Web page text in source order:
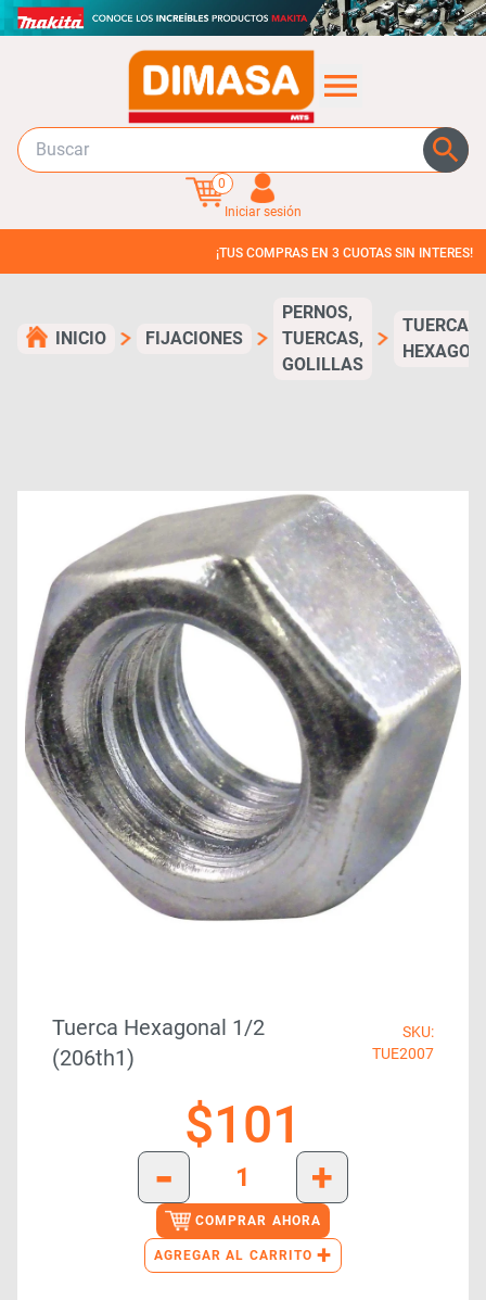
0
Iniciar sesión
¡TUS COMPRAS EN 3 CUOTAS SIN INTERES!
INICIO FIJACIONES
PERNOS,
TUERCAS,
GOLILLAS
TUERCA
Tuerca Hexagonal 1/2
(206th1)
SKU:
TUE2007
$101
-
+
COMPRAR AHORA
AGREGAR AL CARRITO +